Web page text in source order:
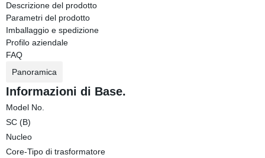
Descrizione del prodotto
Parametri del prodotto
Imballaggio e spedizione
Profilo aziendale
FAQ
Panoramica
Informazioni di Base.
Model No.
SC (B)
Nucleo
Core-Tipo di trasformatore